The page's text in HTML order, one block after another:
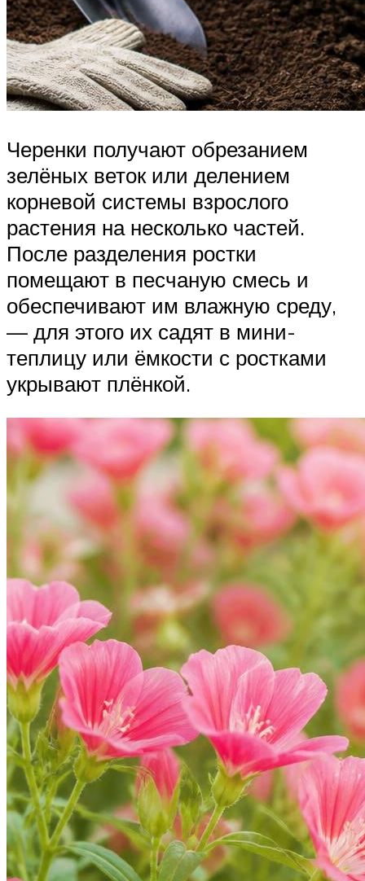
Черенки получают обрезанием
зелёных веток или делением
корневой системы взрослого
растения на несколько частей.
После разделения ростки
помещают в песчаную смесь и
обеспечивают им влажную среду,
— для этого их садят в мини-
теплицу или ёмкости с ростками
укрывают плёнкой.